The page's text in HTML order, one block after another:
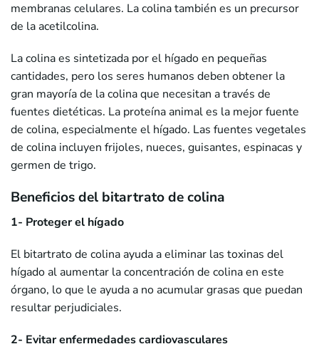
membranas celulares. La colina también es un precursor
de la acetilcolina.
La colina es sintetizada por el hígado en pequeñas
cantidades, pero los seres humanos deben obtener la
gran mayoría de la colina que necesitan a través de
fuentes dietéticas. La proteína animal es la mejor fuente
de colina, especialmente el hígado. Las fuentes vegetales
de colina incluyen frijoles, nueces, guisantes, espinacas y
germen de trigo.
Beneficios del bitartrato de colina
1- Proteger el hígado
El bitartrato de colina ayuda a eliminar las toxinas del
hígado al aumentar la concentración de colina en este
órgano, lo que le ayuda a no acumular grasas que puedan
resultar perjudiciales.
2- Evitar enfermedades cardiovasculares